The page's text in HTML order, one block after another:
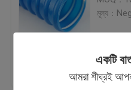
একটি
আমরা শীঘ্রই
পিইটি এক্সপেন্ডেবল ব্রেইল
প্রতিরক্ষামূলক নেট স্লিভ
মূল্য：
ভালো দাম